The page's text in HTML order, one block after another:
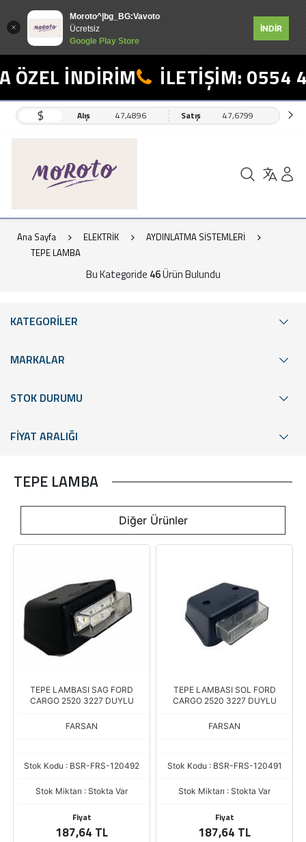
Moroto^|bg_BG:Vavoto
Ücretsiz
Google Play Store
İNDİR
İNDİRİM İLETİŞİM: 0554 498
$ Alış 47,4896 Satış 47,6799
Ana Sayfa ELEKTRİK
AYDINLATMA SİSTEMLERİ
TEPE LAMBA
Bu Kategoride 46Ürün Bulundu
KATEGORİLER
MARKALAR
STOK DURUMU
FİYAT ARALIĞI
TEPE LAMBA
Diğer Ürünler
TEPE LAMBASI SAG FORD
CARGO 2520 3227 DUYLU
FARSAN
Stok Kodu : BSR-FRS-120492
Stok Miktarı : Stokta Var
Fiyat
187,64 TL
TEPE LAMBASI SOL FORD
CARGO 2520 3227 DUYLU
FARSAN
Stok Kodu : BSR-FRS-120491
Stok Miktarı : Stokta Var
Fiyat
187,64 TL